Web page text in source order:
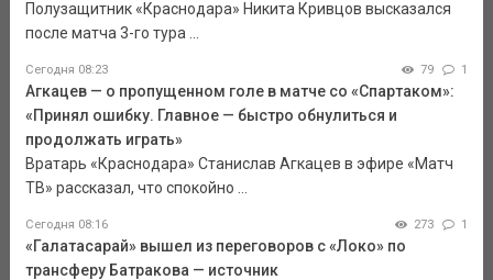
Полузащитник «Краснодара» Никита Кривцов высказался
после матча 3-го тура ...
Сегодня 08:23 79 1
Агкацев — о пропущенном голе в матче со «Спартаком»:
«Принял ошибку. Главное — быстро обнулиться и
продолжать играть»
Вратарь «Краснодара» Станислав Агкацев в эфире «Матч
ТВ» рассказал, что спокойно ...
Сегодня 08:16 273 1
«Галатасарай» вышел из переговоров с «Локо» по
трансферу Батракова — источник